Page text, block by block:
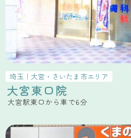
埼玉 ｜ 大宮・さいたま市エリア
大宮東口院
大宮駅東口から車で6分